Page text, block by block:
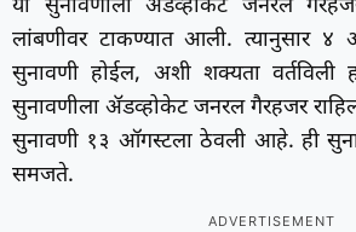
या सुनावणीला ॲडव्होकेट जनरल
लांबणीवर टाकण्यात आली. त्यानुसार ४
सुनावणी होईल, अशी शक्यता वर्तविली
सुनावणीला ॲडव्होकेट जनरल गैरहजर
सुनावणी १३ ऑगस्टला ठेवली आहे. ही
समजते.
ADVERTISEMENT